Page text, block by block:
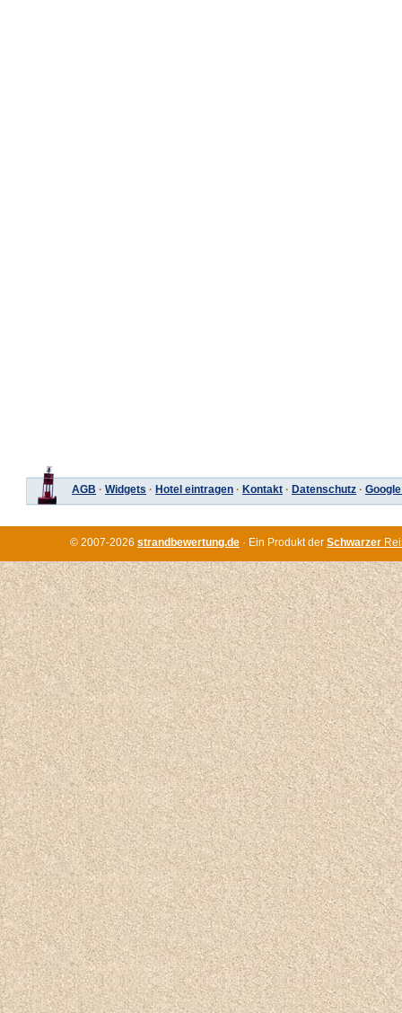
AGB · Widgets · Hotel eintragen · Kontakt · Datenschutz ·
© 2007-2026 strandbewertung.de · Ein Produkt der Schwarzer